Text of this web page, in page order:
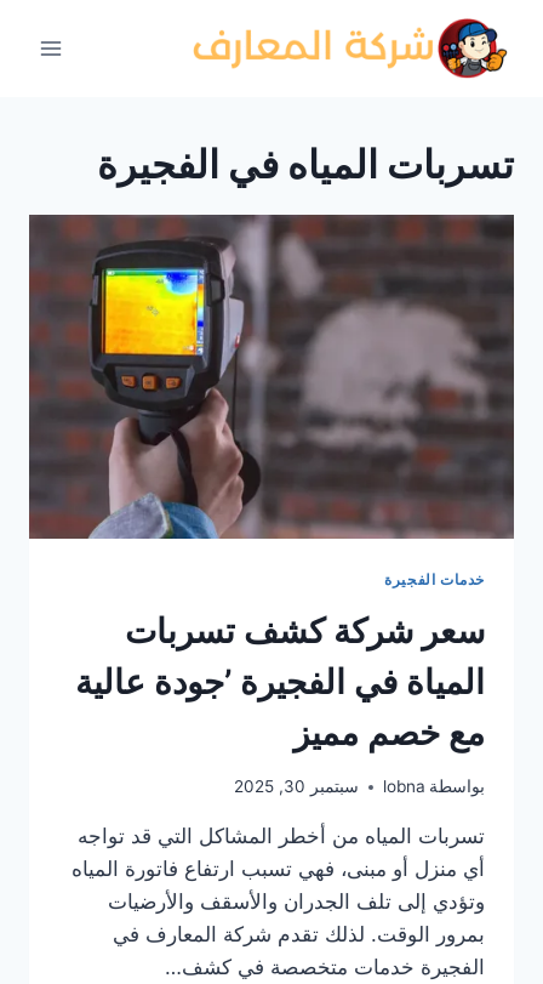
المحتوى
تسربات المياه في الفجيرة
خدمات الفجيرة
سعر شركة كشف تسربات
المياة في الفجيرة ’جودة عالية
مع خصم مميز
بواسطة lobna سبتمبر 30, 2025
تسربات المياه من أخطر المشاكل التي قد تواجه
أي منزل أو مبنى، فهي تسبب ارتفاع فاتورة المياه
وتؤدي إلى تلف الجدران والأسقف والأرضيات
بمرور الوقت. لذلك تقدم شركة المعارف في
الفجيرة خدمات متخصصة في كشف…